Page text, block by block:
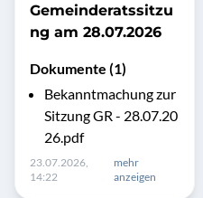
Gemeinderatssitzu
ng am 28.07.2026
Dokumente (1)
Bekanntmachung zur
Sitzung GR - 28.07.20
26.pdf
23.07.2026,
14:22
mehr
anzeigen